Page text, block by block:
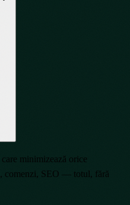
minimizează orice
comenzi, SEO — totul, fără